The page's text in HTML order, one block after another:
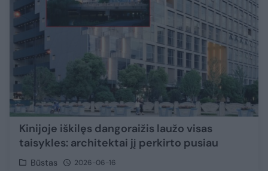
Kinijoje iškilęs dangoraižis laužo visas
taisykles: architektai jį perkirto pusiau
Būstas 2026-06-16